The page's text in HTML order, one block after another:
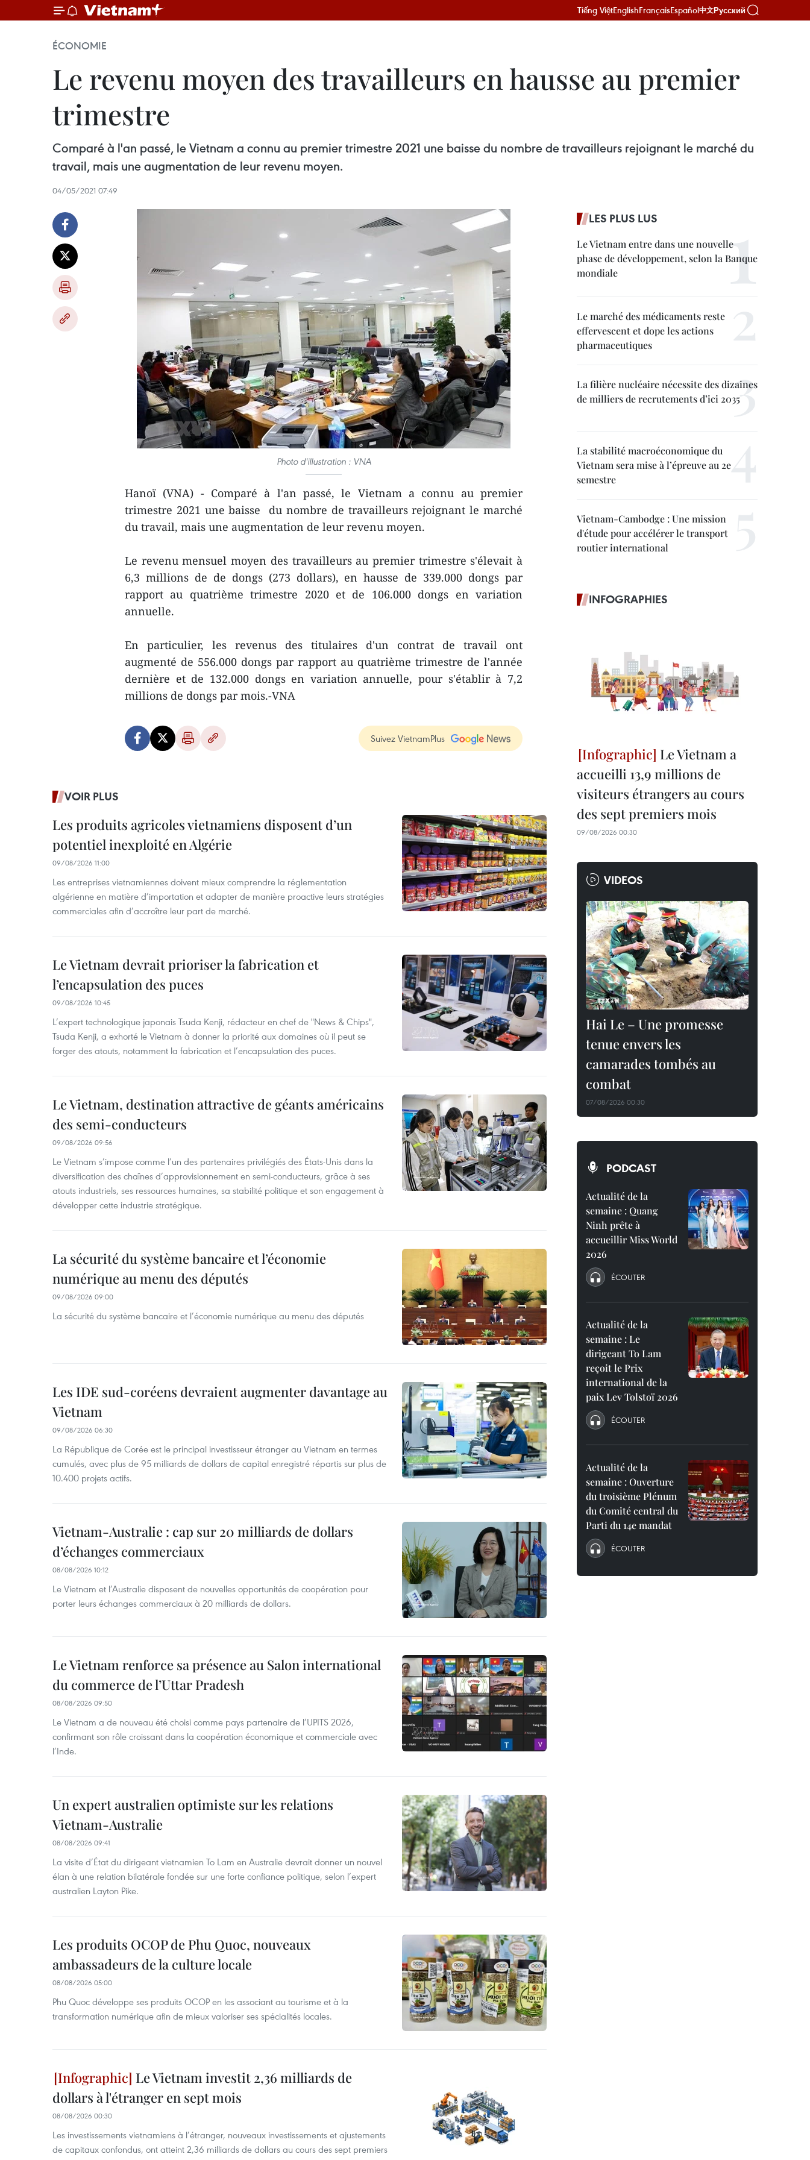
Tiếng ViệtEnglishFrançaisEspañol中文Русский
ÉCONOMIE
Le revenu moyen des travailleurs en hausse au premier
trimestre
Comparé à l'an passé, le Vietnam a connu au premier trimestre 2021 une baisse du nombre de travailleurs rejoignant le marché du
travail, mais une augmentation de leur revenu moyen.
04/05/2021 07:49
Photo d'illustration : VNA
Hanoï (VNA) - Comparé à l'an passé, le Vietnam a connu au premier
trimestre 2021 une baisse du nombre de travailleurs rejoignant le marché
du travail, mais une augmentation de leur revenu moyen.
Le revenu mensuel moyen des travailleurs au premier trimestre s'élevait à
6,3 millions de de dongs (273 dollars), en hausse de 339.000 dongs par
rapport au quatrième trimestre 2020 et de 106.000 dongs en variation
annuelle.
En particulier, les revenus des titulaires d'un contrat de travail ont
augmenté de 556.000 dongs par rapport au quatrième trimestre de l'année
dernière et de 132.000 dongs en variation annuelle, pour s'établir à 7,2
millions de dongs par mois.-VNA
Suivez VietnamPlus
VOIR PLUS
Les produits agricoles vietnamiens disposent d’un
potentiel inexploité en Algérie
09/08/2026 11:00
Les entreprises vietnamiennes doivent mieux comprendre la réglementation
algérienne en matière d’importation et adapter de manière proactive leurs stratégies
commerciales afin d’accroître leur part de marché.
Le Vietnam devrait prioriser la fabrication et
l’encapsulation des puces
09/08/2026 10:45
L’expert technologique japonais Tsuda Kenji, rédacteur en chef de "News & Chips",
Tsuda Kenji, a exhorté le Vietnam à donner la priorité aux domaines où il peut se
forger des atouts, notamment la fabrication et l’encapsulation des puces.
Le Vietnam, destination attractive de géants américains
des semi-conducteurs
09/08/2026 09:56
Le Vietnam s’impose comme l’un des partenaires privilégiés des États-Unis dans la
diversification des chaînes d’approvisionnement en semi-conducteurs, grâce à ses
atouts industriels, ses ressources humaines, sa stabilité politique et son engagement à
développer cette industrie stratégique.
La sécurité du système bancaire et l’économie
numérique au menu des députés
09/08/2026 09:00
La sécurité du système bancaire et l’économie numérique au menu des députés
Les IDE sud-coréens devraient augmenter davantage au
Vietnam
09/08/2026 06:30
La République de Corée est le principal investisseur étranger au Vietnam en termes
cumulés, avec plus de 95 milliards de dollars de capital enregistré répartis sur plus de
10.400 projets actifs.
Vietnam-Australie : cap sur 20 milliards de dollars
d’échanges commerciaux
08/08/2026 10:12
Le Vietnam et l’Australie disposent de nouvelles opportunités de coopération pour
porter leurs échanges commerciaux à 20 milliards de dollars.
Le Vietnam renforce sa présence au Salon international
du commerce de l’Uttar Pradesh
08/08/2026 09:50
Le Vietnam a de nouveau été choisi comme pays partenaire de l’UPITS 2026,
confirmant son rôle croissant dans la coopération économique et commerciale avec
l’Inde.
Un expert australien optimiste sur les relations
Vietnam-Australie
08/08/2026 09:41
La visite d’État du dirigeant vietnamien To Lam en Australie devrait donner un nouvel
élan à une relation bilatérale fondée sur une forte confiance politique, selon l’expert
australien Layton Pike.
Les produits OCOP de Phu Quoc, nouveaux
ambassadeurs de la culture locale
08/08/2026 05:00
Phu Quoc développe ses produits OCOP en les associant au tourisme et à la
transformation numérique afin de mieux valoriser ses spécialités locales.
Le Vietnam investit 2,36 milliards de
dollars à l'étranger en sept mois
08/08/2026 00:30
Les investissements vietnamiens à l’étranger, nouveaux investissements et ajustements
de capitaux confondus, ont atteint 2,36 milliards de dollars au cours des sept premiers
LES PLUS LUS
Le Vietnam entre dans une nouvelle
phase de développement, selon la Banque
mondiale
Le marché des médicaments reste
effervescent et dope les actions
pharmaceutiques
La filière nucléaire nécessite des dizaines
de milliers de recrutements d’ici 2035
La stabilité macroéconomique du
Vietnam sera mise à l’épreuve au 2e
semestre
Vietnam-Cambodge : Une mission
d'étude pour accélérer le transport
routier international
INFOGRAPHIES
Le Vietnam a
accueilli 13,9 millions de
visiteurs étrangers au cours
des sept premiers mois
09/08/2026 00:30
VIDEOS
Hai Le – Une promesse
tenue envers les
camarades tombés au
combat
07/08/2026 00:30
PODCAST
Actualité de la
semaine : Quang
Ninh prête à
accueillir Miss World
2026
ÉCOUTER
Actualité de la
semaine : Le
dirigeant To Lam
reçoit le Prix
international de la
paix Lev Tolstoï 2026
ÉCOUTER
Actualité de la
semaine : Ouverture
du troisième Plénum
du Comité central du
Parti du 14e mandat
ÉCOUTER